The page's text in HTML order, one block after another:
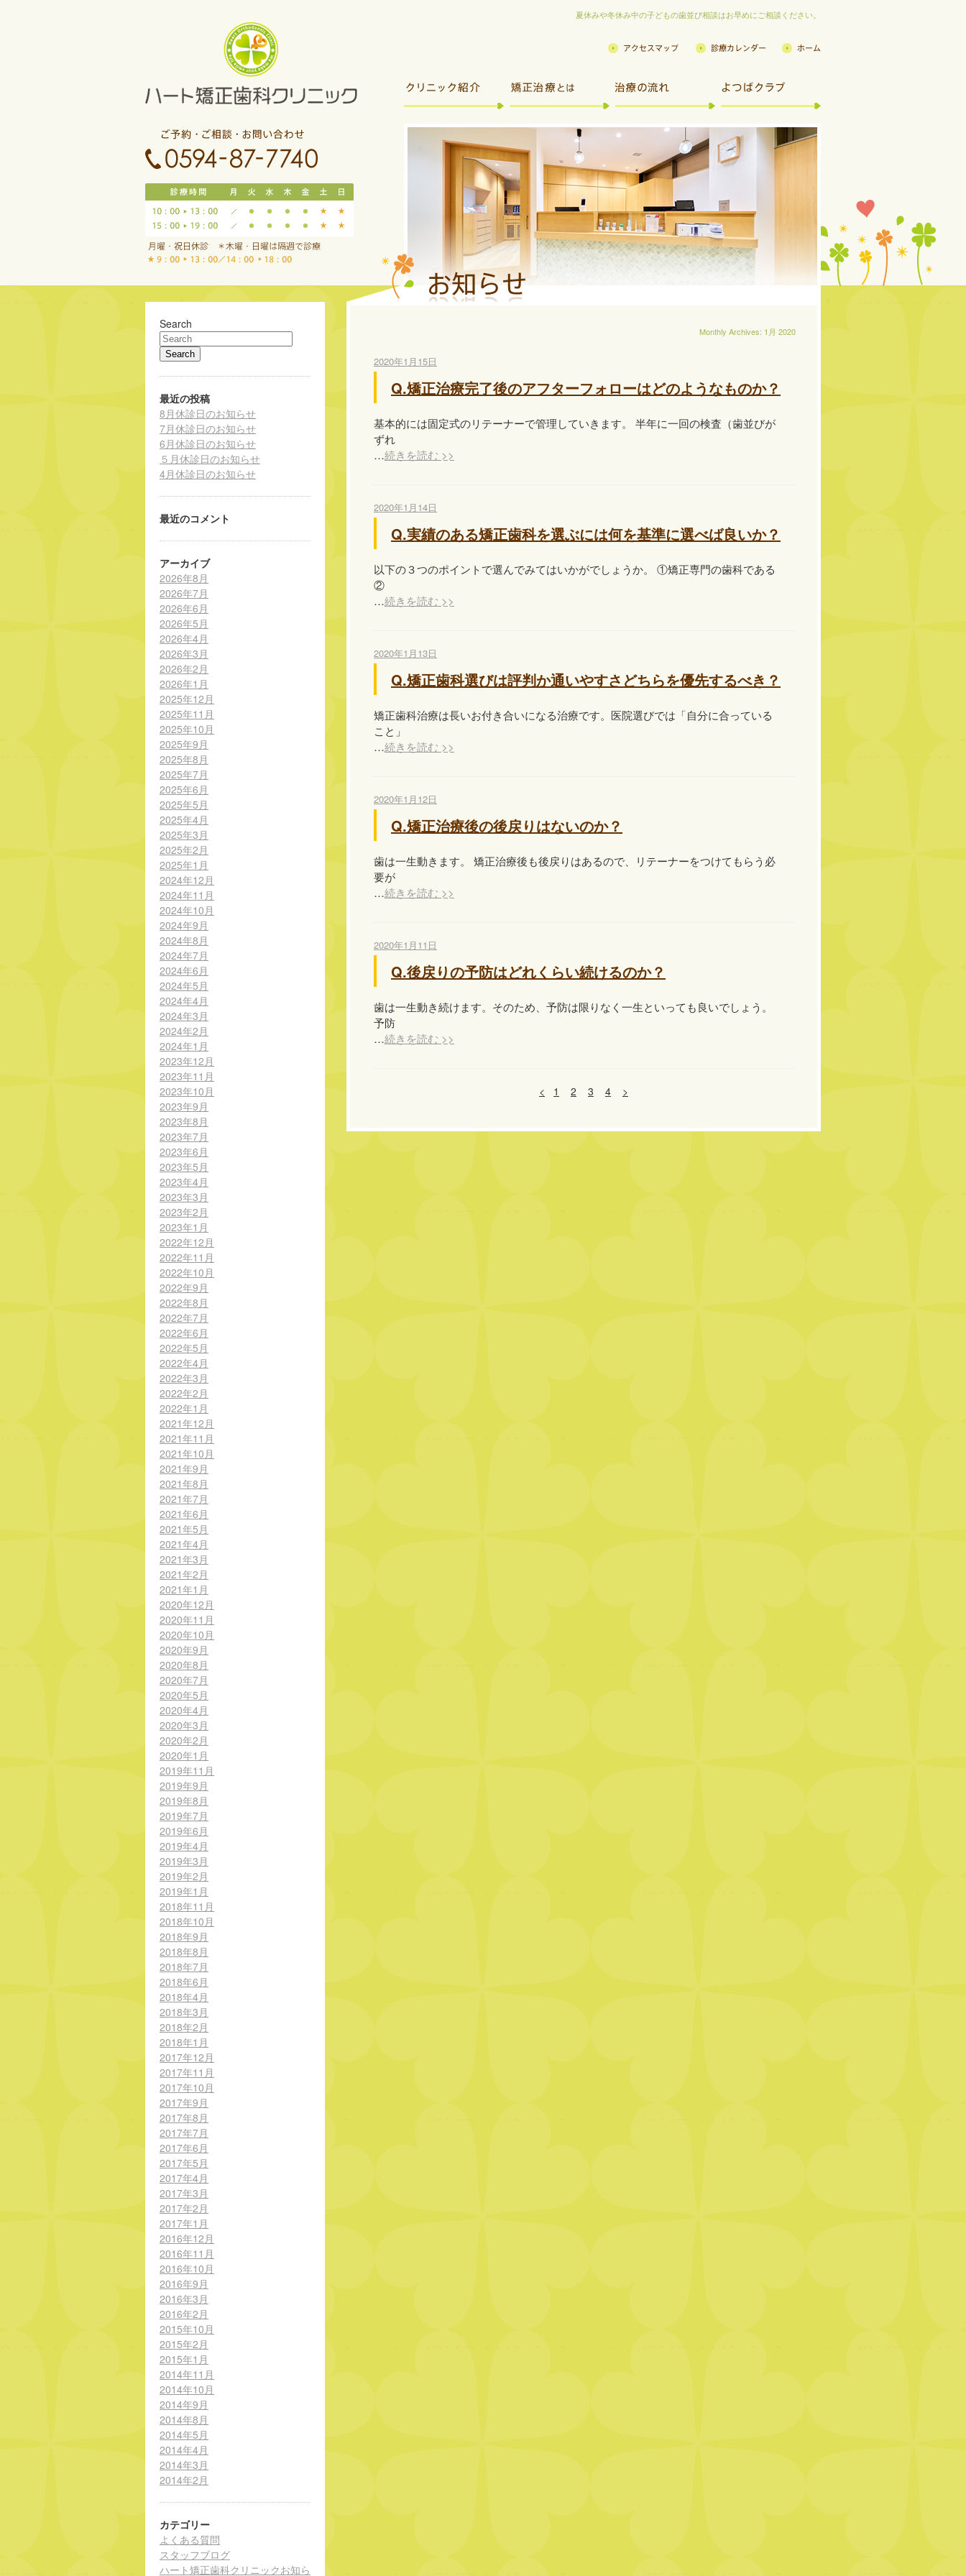
夏休みや冬休み中の子どもの歯並び相談はお早めにご相談ください。
Monthly Archives: 1月 2020
2020年1月15日
Q.矯正治療完了後のアフターフォローはどのようなものか？
基本的には固定式のリテーナーで管理していきます。 半年に一回の検査（歯並びが
ずれ
…続きを読む >>
2020年1月14日
Q.実績のある矯正歯科を選ぶには何を基準に選べば良いか？
以下の３つのポイントで選んでみてはいかがでしょうか。 ①矯正専門の歯科である
②
…続きを読む >>
2020年1月13日
Q.矯正歯科選びは評判か通いやすさどちらを優先するべき？
矯正歯科治療は長いお付き合いになる治療です。医院選びでは「自分に合っている
こと」
…続きを読む >>
2020年1月12日
Q.矯正治療後の後戻りはないのか？
歯は一生動きます。 矯正治療後も後戻りはあるので、リテーナーをつけてもらう必
要が
…続きを読む >>
2020年1月11日
Q.後戻りの予防はどれくらい続けるのか？
歯は一生動き続けます。そのため、予防は限りなく一生といっても良いでしょう。
予防
…続きを読む >>
< 1 2 3 4 >
Search
最近の投稿
8月休診日のお知らせ
7月休診日のお知らせ
6月休診日のお知らせ
５月休診日のお知らせ
4月休診日のお知らせ
最近のコメント
アーカイブ
2026年8月
2026年7月
2026年6月
2026年5月
2026年4月
2026年3月
2026年2月
2026年1月
2025年12月
2025年11月
2025年10月
2025年9月
2025年8月
2025年7月
2025年6月
2025年5月
2025年4月
2025年3月
2025年2月
2025年1月
2024年12月
2024年11月
2024年10月
2024年9月
2024年8月
2024年7月
2024年6月
2024年5月
2024年4月
2024年3月
2024年2月
2024年1月
2023年12月
2023年11月
2023年10月
2023年9月
2023年8月
2023年7月
2023年6月
2023年5月
2023年4月
2023年3月
2023年2月
2023年1月
2022年12月
2022年11月
2022年10月
2022年9月
2022年8月
2022年7月
2022年6月
2022年5月
2022年4月
2022年3月
2022年2月
2022年1月
2021年12月
2021年11月
2021年10月
2021年9月
2021年8月
2021年7月
2021年6月
2021年5月
2021年4月
2021年3月
2021年2月
2021年1月
2020年12月
2020年11月
2020年10月
2020年9月
2020年8月
2020年7月
2020年5月
2020年4月
2020年3月
2020年2月
2020年1月
2019年11月
2019年9月
2019年8月
2019年7月
2019年6月
2019年4月
2019年3月
2019年2月
2019年1月
2018年11月
2018年10月
2018年9月
2018年8月
2018年7月
2018年6月
2018年4月
2018年3月
2018年2月
2018年1月
2017年12月
2017年11月
2017年10月
2017年9月
2017年8月
2017年7月
2017年6月
2017年5月
2017年4月
2017年3月
2017年2月
2017年1月
2016年12月
2016年11月
2016年10月
2016年9月
2016年3月
2016年2月
2015年10月
2015年2月
2015年1月
2014年11月
2014年10月
2014年9月
2014年8月
2014年5月
2014年4月
2014年3月
2014年2月
カテゴリー
よくある質問
スタッフブログ
ハート矯正歯科クリニックお知ら